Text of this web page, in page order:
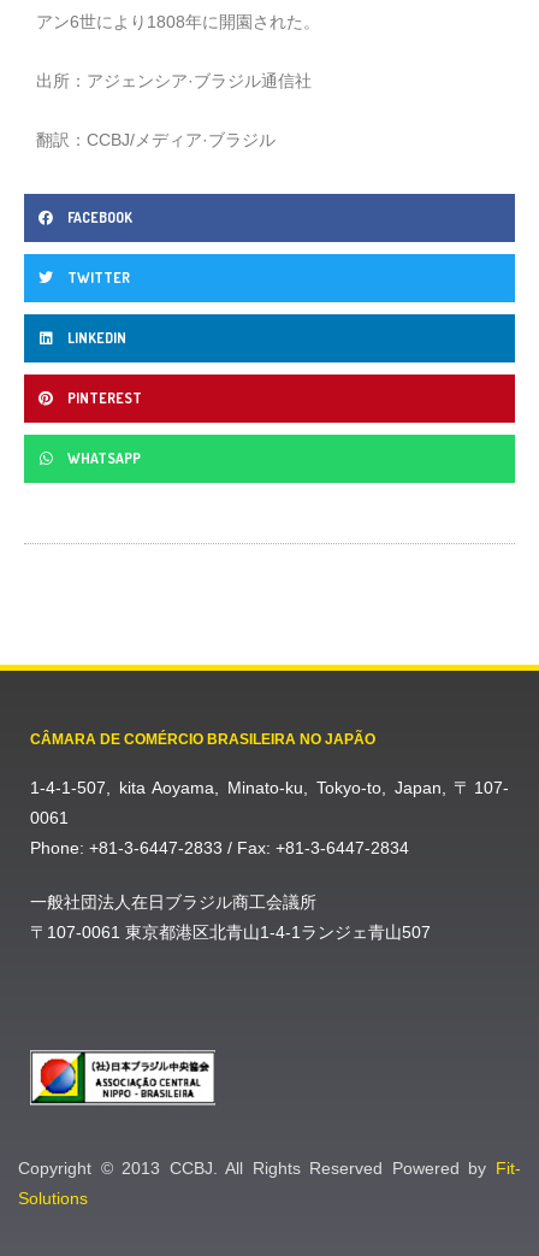
アン6世により1808年に開園された。
出所：アジェンシア·ブラジル通信社
翻訳：CCBJ/メディア·ブラジル
FACEBOOK
TWITTER
LINKEDIN
PINTEREST
WHATSAPP
CÂMARA DE COMÉRCIO BRASILEIRA NO JAPÃO
1-4-1-507, kita Aoyama, Minato-ku, Tokyo-to, Japan, 〒107-
0061
Phone: +81-3-6447-2833 / Fax: +81-3-6447-2834
一般社団法人在日ブラジル商工会議所
〒107-0061 東京都港区北青山1-4-1ランジェ青山507
Copyright © 2013 CCBJ. All Rights Reserved Powered by Fit-
Solutions